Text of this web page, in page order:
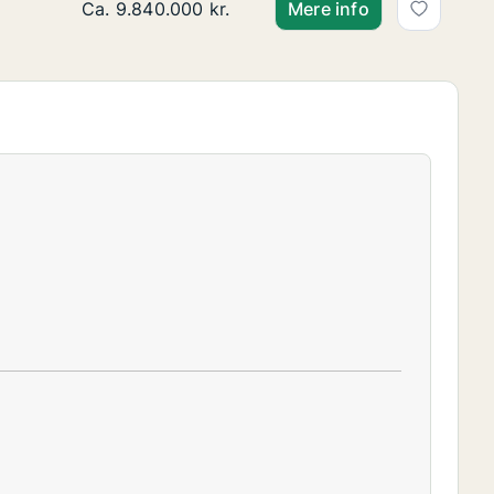
Ca. 110 m2 andelsbolig til salg på 1900
Ca. 9.840.000 kr. Mere info